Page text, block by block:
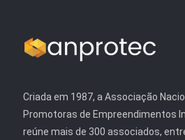
Criada em 1987, a Associação
Promotoras de Empreendimentos
reúne mais de 300 associados,